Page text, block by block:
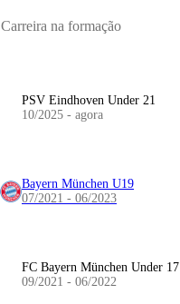
Carreira na formação
PSV Eindhoven Under 21
10/2025 - agora
Bayern München U19
07/2021 - 06/2023
FC Bayern München Under 17
09/2021 - 06/2022